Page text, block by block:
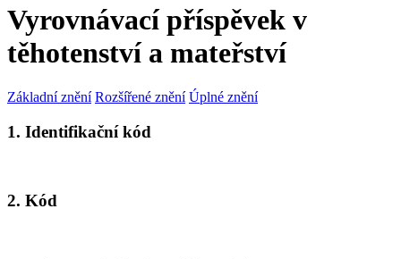
Vyrovnávací příspěvek v
těhotenství a mateřství
Základní znění Rozšířené znění Úplné znění
1. Identifikační kód
2. Kód